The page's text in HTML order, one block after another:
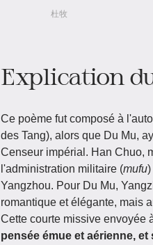
杜牧
Explication
Ce poème fut composé à
des Tang), alors que Du Mu,
Censeur impérial. Han Chuo,
l'administration militaire (mufu)
Yangzhou. Pour Du Mu,
romantique et élégante, mais
Cette courte missive envoyée
pensée émue et aérienne,